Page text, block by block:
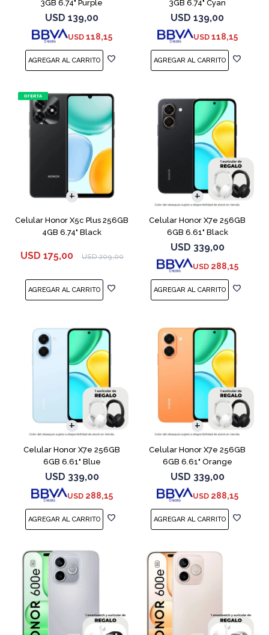
3GB 6.74" Purple
USD 139,00
USD 118,15
3GB 6.74" Cyan
USD 139,00
USD 118,15
Celular Honor X5c Plus 256GB
4GB 6.74" Black
USD 175,00 USD 209,00
COMPARAR
Celular Honor X7e 256GB
6GB 6.61" Black
USD 339,00
USD 288,15
COMPARAR
Celular Honor X7e 256GB
6GB 6.61" Blue
USD 339,00
USD 288,15
COMPARAR
Celular Honor X7e 256GB
6GB 6.61" Orange
USD 339,00
USD 288,15
COMPARAR